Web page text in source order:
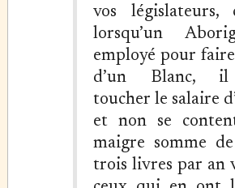
vos législateurs,
lorsqu’un
employé pour
d’un Blanc,
toucher le salaire
et non se
maigre somme
trois livres par an